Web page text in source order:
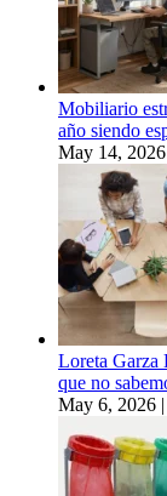
Mobiliario
año siendo
May 14, 2026
Loreta Garza
que no
May 6, 2026 |